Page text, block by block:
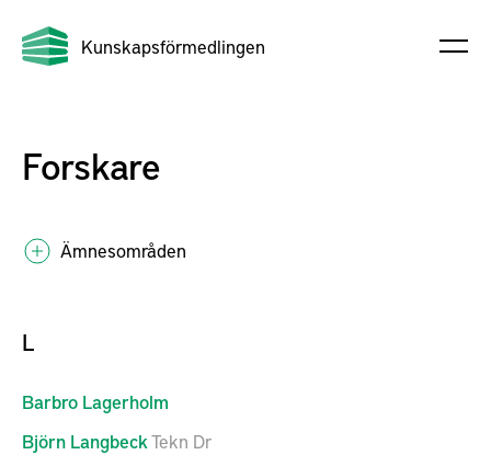
Kunskapsförmedlingen
Forskare
Ämnesområden
L
Barbro Lagerholm
Björn LangbeckTekn Dr